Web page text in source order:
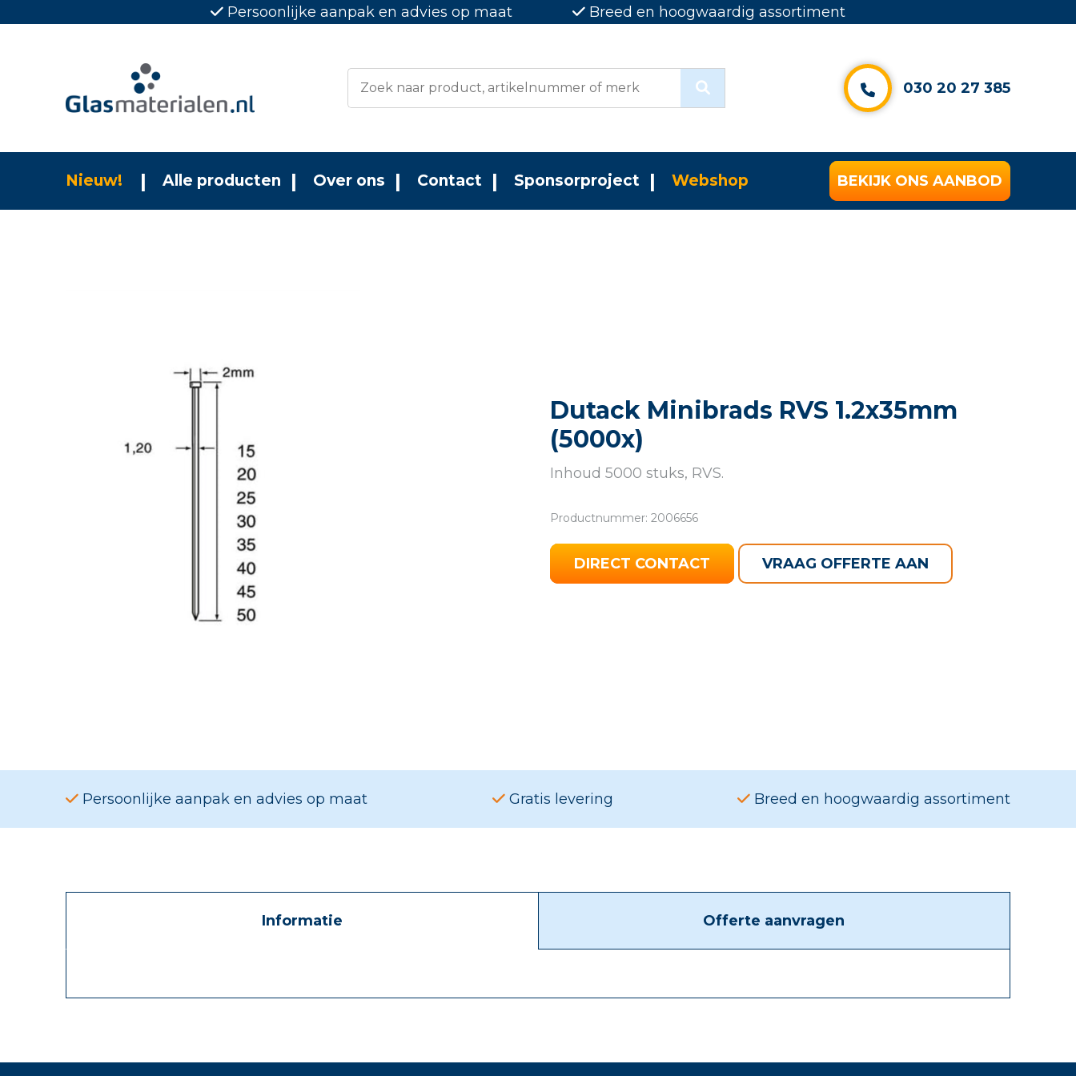
Persoonlijke aanpak en advies op maat Breed en hoogwaardig assortiment
030 20 27 385
Nieuw! Alle producten Over ons Contact Sponsorproject Webshop BEKIJK ONS AANBOD
Dutack Minibrads RVS 1.2x35mm
(5000x)
Inhoud 5000 stuks, RVS.
Productnummer: 2006656
DIRECT CONTACT VRAAG OFFERTE AAN
Persoonlijke aanpak en advies op maat Gratis levering Breed en hoogwaardig assortiment
Informatie Offerte aanvragen